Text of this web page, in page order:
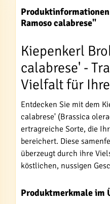
Ramoso calabrese"
Kiepenkerl
calabrese' -
Vielfalt für
Entdecken Sie mit dem
calabrese' (Brassica
ertragreiche Sorte, die
bereichert. Diese
überzeugt durch ihre
köstlichen, nussigen
Produktmerkmale im